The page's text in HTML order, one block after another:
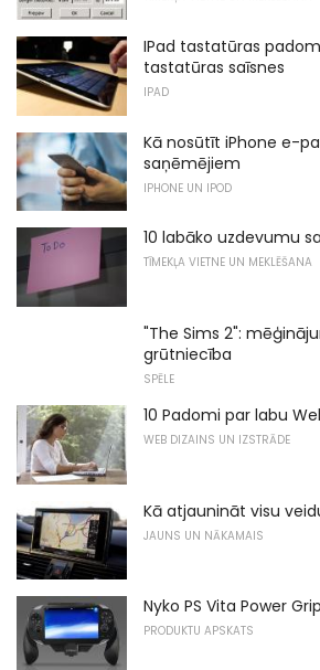
IPad tastatūras
tastatūras saīsnes
IPAD
Kā nosūtīt iPhone e-
saņēmējiem
IPHONE UN IPOD
10 labāko uzdevumu
TĪMEKĻA VIETNE UN MEKLĒŠANA
"The Sims 2":
grūtniecība
SPĒLE
10 Padomi par labu
WEB DIZAINS UN IZSTRĀDE
Kā atjaunināt visu
JAUNS UN NĀKAMAIS
Nyko PS Vita Power
PRODUKTU APSKATS